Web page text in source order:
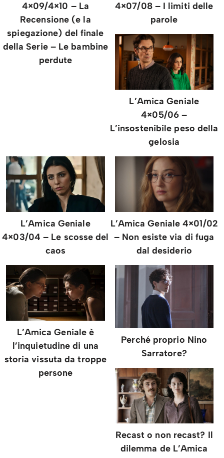
4×09/4×10 – La
Recensione (e la
spiegazione) del finale
della Serie – Le bambine
perdute
4×07/08 – I limiti delle
parole
L’Amica Geniale
4×05/06 –
L’insostenibile peso della
gelosia
L’Amica Geniale
4×03/04 – Le scosse del
caos
L’Amica Geniale 4×01/02
– Non esiste via di fuga
dal desiderio
L’Amica Geniale è
l’inquietudine di una
storia vissuta da troppe
persone
Perché proprio Nino
Sarratore?
Recast o non recast? Il
dilemma de L’Amica